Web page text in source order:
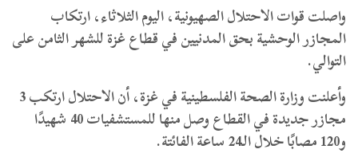
واصلت قوات الاحتلال الصهيونية، اليوم الثلاثاء، ارتكاب
المجازر الوحشية بحق المدنيين في قطاع غزة للشهر الثامن على
التوالي.
وأعلنت وزارة الصحة الفلسطينية في غزة، أن الاحتلال ارتكب 3
مجازر جديدة في القطاع وصل منها للمستشفيات 40 شهيدًا
و120 مصابًا خلال الـ24 ساعة الفائتة.